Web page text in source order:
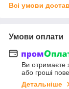
Всі умови
Умови оплати
Ви отримаєте
або гроші
Детальніше